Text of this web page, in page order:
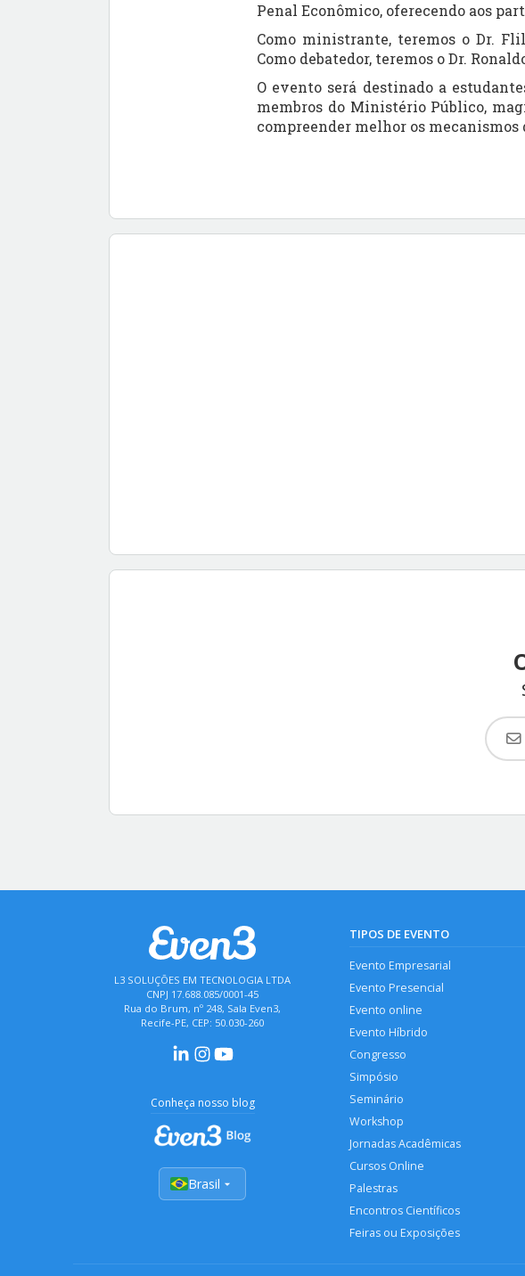
Penal Econômico, oferecendo aos
Como ministrante, teremos o Dr.
Como debatedor, teremos o Dr.
O evento será destinado a
membros do Ministério Público,
compreender melhor os
L3 SOLUÇÕES EM TECNOLOGIA LTDA
CNPJ 17.688.085/0001-45
Rua do Brum, nº 248, Sala Even3,
Recife-PE, CEP: 50.030-260
Conheça nosso blog
Brasil
TIPOS DE EVENTO
Evento Empresarial
Evento Presencial
Evento online
Evento Híbrido
Congresso
Simpósio
Seminário
Workshop
Jornadas Acadêmicas
Cursos Online
Palestras
Encontros Científicos
Feiras ou Exposições